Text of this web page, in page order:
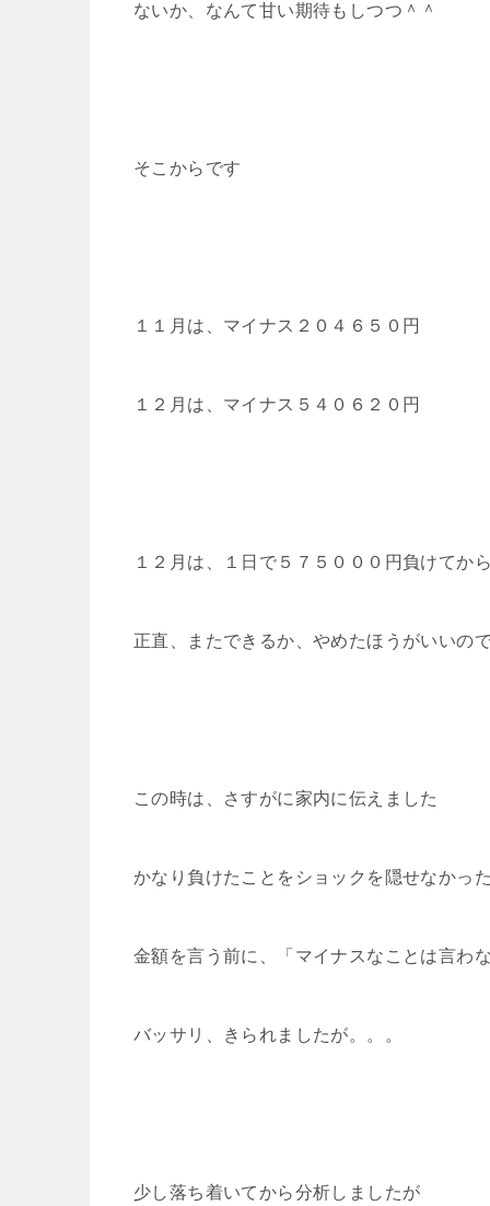
ないか、なんて甘い期待もしつつ＾＾
そこからです
１１月は、マイナス２０４６５０円
１２月は、マイナス５４０６２０円
１２月は、１日で５７５０００円負けてか
正直、またできるか、やめたほうがいいの
この時は、さすがに家内に伝えました
かなり負けたことをショックを隠せなかっ
金額を言う前に、「マイナスなことは言わ
バッサリ、きられましたが。。。
少し落ち着いてから分析しましたが